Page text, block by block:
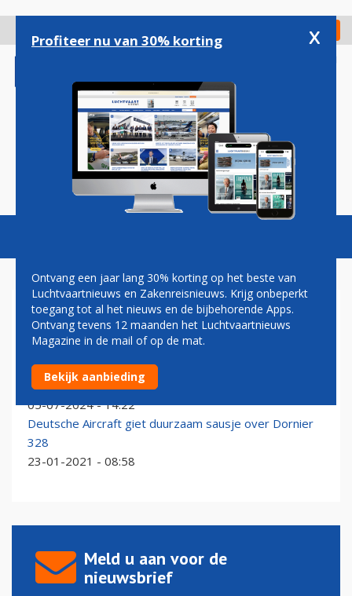
gaan
Check in
Magazine Podcasts Vacatures
D328ECO
Deutsche Aircraft verwacht eerste D328eco in 2027
te leveren
05-07-2024 - 14:22
Deutsche Aircraft giet duurzaam sausje over Dornier
328
23-01-2021 - 08:58
Meld u aan voor de
nieuwsbrief
Profiteer nu van 30% korting x
Ontvang een jaar lang 30% korting op het beste van
Luchtvaartnieuws en Zakenreisnieuws. Krijg onbeperkt
toegang tot al het nieuws en de bijbehorende Apps.
Ontvang tevens 12 maanden het Luchtvaartnieuws
Magazine in de mail of op de mat.
Bekijk aanbieding